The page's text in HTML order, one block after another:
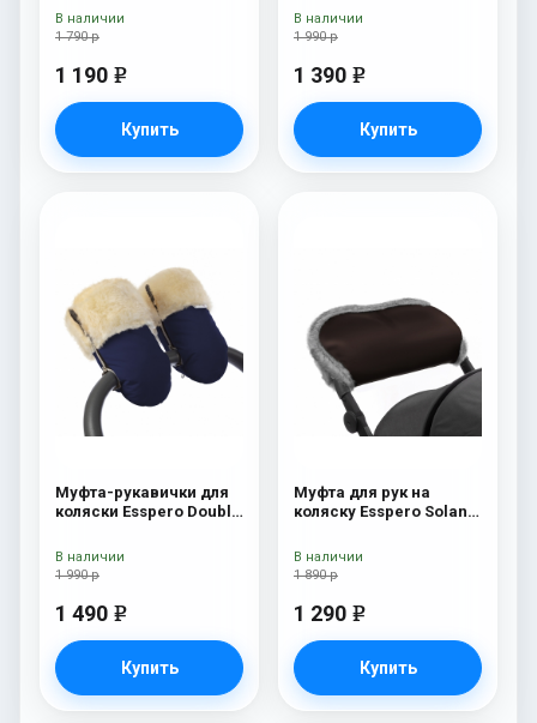
Beige
1 790 р
1 190 e
Купить
В наличии
1 990 р
1 390 e
Купить
В наличии
Муфта-рукавички для
коляски Esspero Double
Navy
1 990 р
1 490 e
Купить
В наличии
Муфта для рук на
коляску Esspero Solana
Brown
1 890 р
1 290 e
Купить
В наличии